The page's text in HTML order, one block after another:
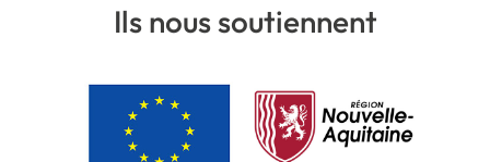
Ils nous soutiennent